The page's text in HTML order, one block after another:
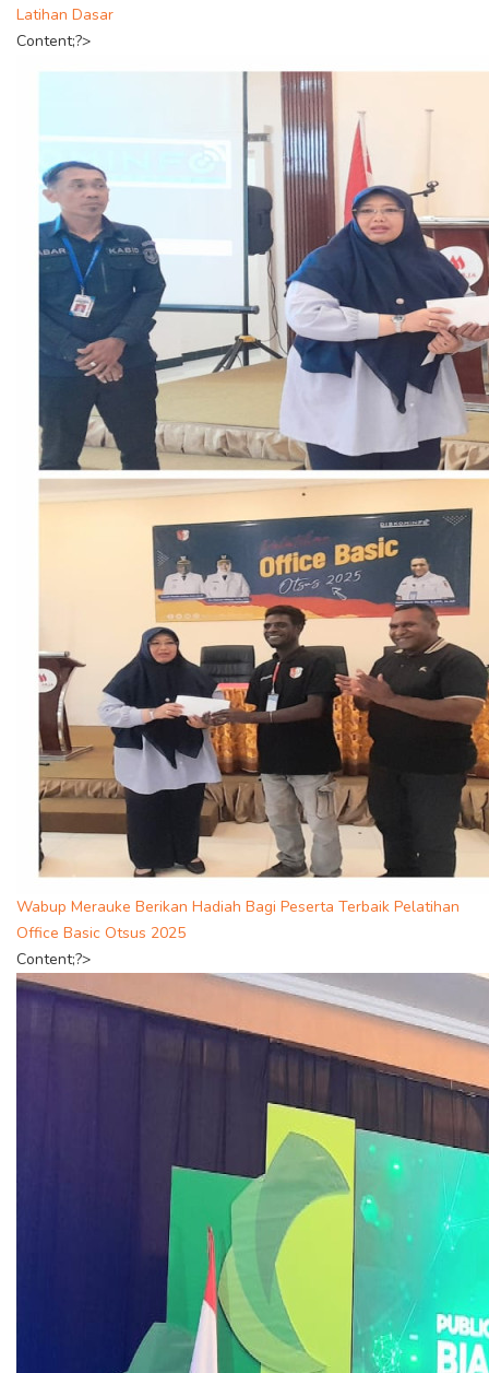
Latihan Dasar
Content;?>
Wabup Merauke Berikan Hadiah Bagi Peserta Terbaik Pelatihan
Office Basic Otsus 2025
Content;?>